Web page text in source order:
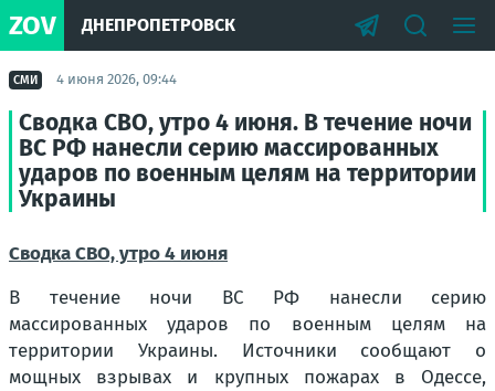
ZOV ДНЕПРОПЕТРОВСК
СМИ 4 июня 2026, 09:44
Сводка СВО, утро 4 июня. В течение ночи
ВС РФ нанесли серию массированных
ударов по военным целям на территории
Украины
Сводка СВО, утро 4 июня
В течение ночи ВС РФ нанесли серию
массированных ударов по военным целям на
территории Украины. Источники сообщают о
мощных взрывах и крупных пожарах в Одессе,